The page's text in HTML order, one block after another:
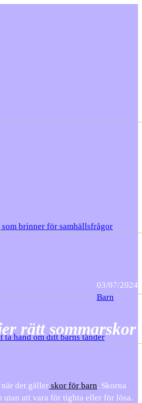
brinner för samhällsfrågor
hand om ditt barns tänder
03/07/2024
Barn
rätt sommarskor
det gäller skor för barn. Skorna
utan att vara för tighta eller för lösa.